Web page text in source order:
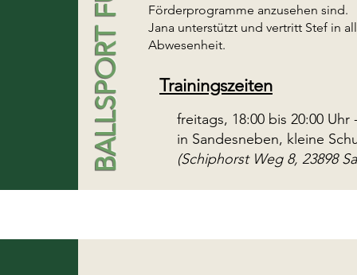
Förderprogramme anzusehen sind.
Jana unterstützt und vertritt Stef in
Abwesenheit.
Trainingszeiten
freitags, 18:00 bis 20:00 Uhr
in Sandesneben, kleine
(Schiphorst Weg 8, 23898